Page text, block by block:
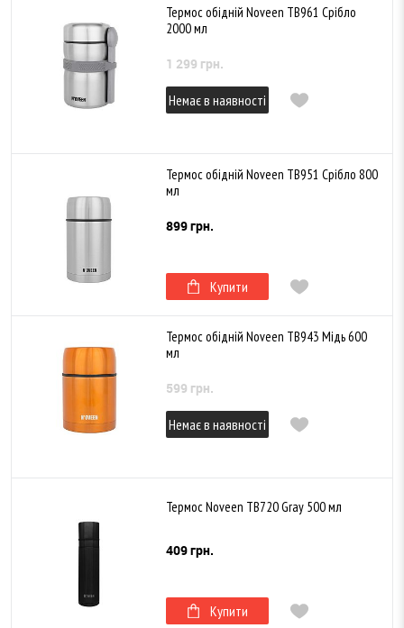
Термос обідній Noveen TB961 Срібло
2000 мл
1 299 грн.
Немає в наявності
Термос обідній Noveen TB951 Срібло 800
мл
899 грн.
Купити
Термос обідній Noveen TB943 Мідь 600
мл
599 грн.
Немає в наявності
Термос Noveen TB720 Gray 500 мл
409 грн.
Купити